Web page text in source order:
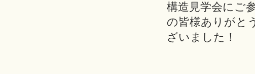
構造見学会にご
の皆様ありがと
ざいました！